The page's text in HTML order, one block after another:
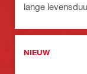
lange
NIEUW